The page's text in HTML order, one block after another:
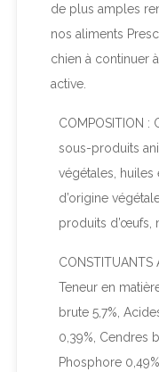
de plus amples
nos aliments
chien à continuer
active.
COMPOSITION :
sous-produits
végétales, huiles
d’origine
produits d’œufs,
CONSTITUANTS
Teneur en
brute 5,7%,
0,39%, Cendres
Phosphore